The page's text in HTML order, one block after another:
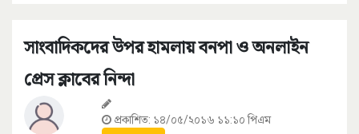
সাংবাদিকদের উপর হামলায় বনপা ও অনলাইন
প্রেস ক্লাবের নিন্দা
প্রকাশিত: ১৪/০৫/২০১৬ ১১:১০ পিএম